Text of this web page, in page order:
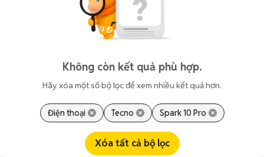
Không còn kết quả phù hợp.
Hãy xóa một số bộ lọc để xem nhiều kết quả hơn.
Điện thoại Tecno Spark 10 Pro
Xóa tất cả bộ lọc